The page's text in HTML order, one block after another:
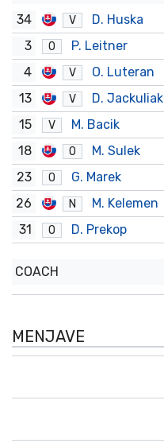
34 V
D. Huska
3
O
P. Leitner
4
V O. Luteran
13 V
D. Jackuliak
15
V M. Bacik
18 O M. Sulek
23 O
G. Marek
26
N M. Kelemen
31 O D. Prekop
COACH
MENJAVE